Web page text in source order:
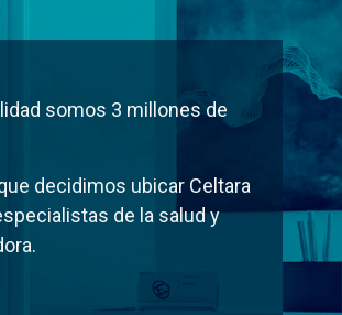
somos 3 millones de
decidimos ubicar Celtara
de la salud y